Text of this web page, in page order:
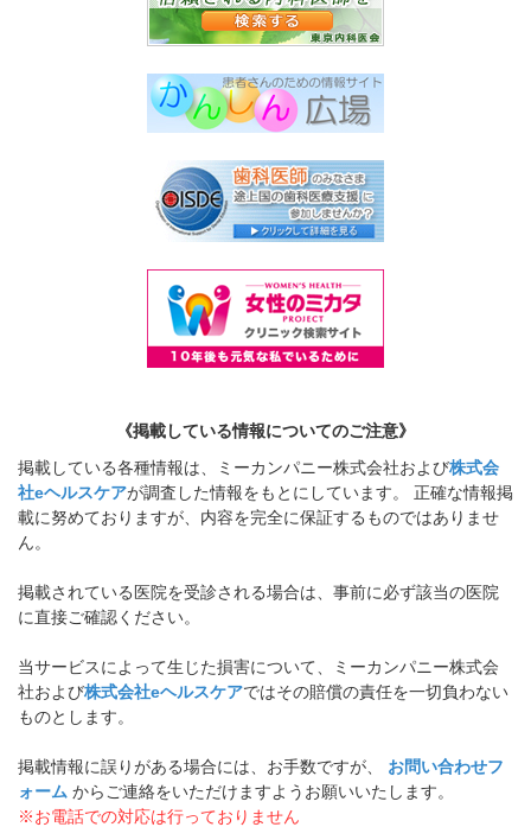
《掲載している情報についてのご注意》
掲載している各種情報は、ミーカンパニー株式会社および株式会
社eヘルスケアが調査した情報をもとにしています。 正確な情報掲
載に努めておりますが、内容を完全に保証するものではありませ
ん。
掲載されている医院を受診される場合は、事前に必ず該当の医院
に直接ご確認ください。
当サービスによって生じた損害について、ミーカンパニー株式会
社および株式会社eヘルスケアではその賠償の責任を一切負わない
ものとします。
掲載情報に誤りがある場合には、お手数ですが、 お問い合わせフ
ォーム からご連絡をいただけますようお願いいたします。
※お電話での対応は行っておりません